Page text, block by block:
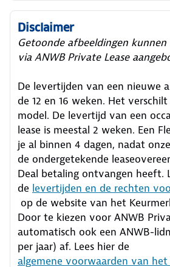
Disclaimer
Getoonde afbeeldingen
via ANWB Private Lease
De levertijden van een nieuwe
de 12 en 16 weken. Het
model. De levertijd van een
lease is meestal 2 weken. Een
je al binnen 4 dagen, nadat
de ondergetekende
Deal betaling ontvangen heeft.
de levertijden en de rechten
op de website van het
Door te kiezen voor ANWB
automatisch ook een ANWB-
per jaar) af. Lees hier de
algemene voorwaarden van het